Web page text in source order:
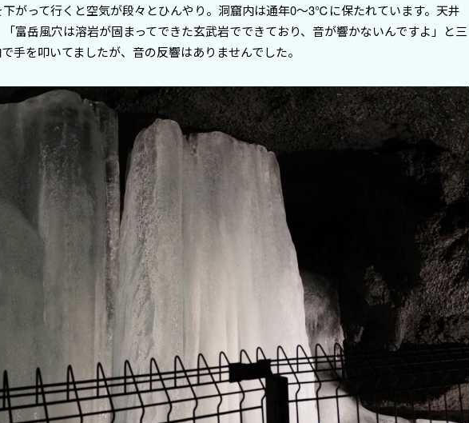
がって行くと空気が段々とひんやり。洞窟内は通年0〜3℃に保たれています。天井
富岳風穴は溶岩が固まってできた玄武岩でできており、音が響かないんですよ」と三
手を叩いてましたが、音の反響はありませんでした。